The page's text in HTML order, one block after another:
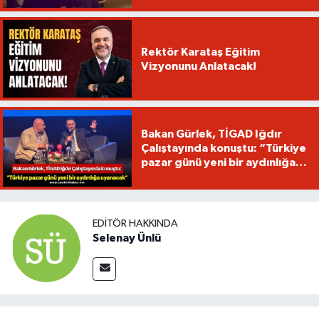
Rektör Karataş Eğitim
Vizyonunu Anlatacak!
Bakan Gürlek, TİGAD Iğdır
Çalıştayında konuştu: “Türkiye
pazar günü yeni bir aydınlığa
EDITÖR HAKKINDA
Selenay Ünlü